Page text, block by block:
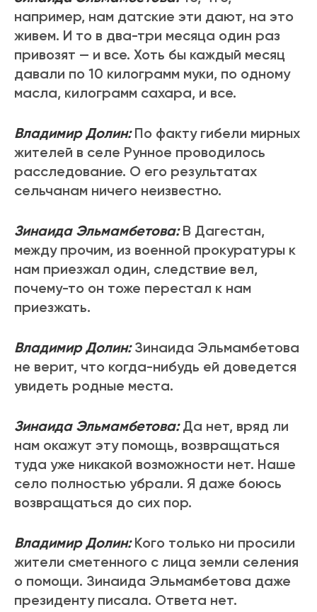
например, нам датские эти дают, на это
живем. И то в два-три месяца один раз
привозят — и все. Хоть бы каждый месяц
давали по 10 килограмм муки, по одному
масла, килограмм сахара, и все.
Владимир Долин:По факту гибели мирных
жителей в селе Рунное проводилось
расследование. О его результатах
сельчанам ничего неизвестно.
Зинаида Эльмамбетова:В Дагестан,
между прочим, из военной прокуратуры к
нам приезжал один, следствие вел,
почему-то он тоже перестал к нам
приезжать.
Владимир Долин:Зинаида Эльмамбетова
не верит, что когда-нибудь ей доведется
увидеть родные места.
Зинаида Эльмамбетова:Да нет, вряд ли
нам окажут эту помощь, возвращаться
туда уже никакой возможности нет. Наше
село полностью убрали. Я даже боюсь
возвращаться до сих пор.
Владимир Долин:Кого только ни просили
жители сметенного с лица земли селения
о помощи. Зинаида Эльмамбетова даже
президенту писала. Ответа нет.